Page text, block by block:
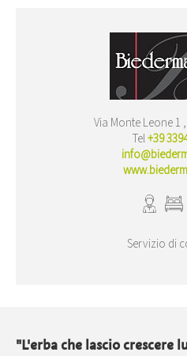
Via Monte Leone 1
Tel+39
Servizio di
"L'erba che lascio crescere